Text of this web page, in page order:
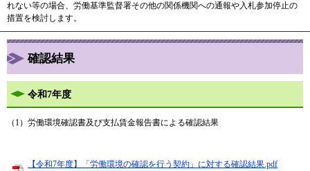
れない等の場合、労働基準監督署その他の関係機関への通報や入札参加停止の
措置を検討します。
確認結果
令和7年度
（1）労働環境確認書及び支払賃金報告書による確認結果
【令和7年度】「労働環境の確認を行う契約」に対する確認結果.pdf